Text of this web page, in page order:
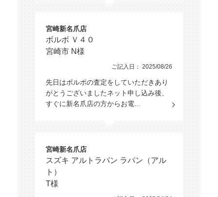
宮崎新名爪店
ボルボ Ｖ４０
宮崎市 N様
ご記入日： 2025/08/26
先日はボルボの査定をしていただきあり
がとうございましたネット申し込み後、
すぐに新名爪店の方からお電…
宮崎新名爪店
スズキ アルトラパン ラパン（アル
ト）
T様